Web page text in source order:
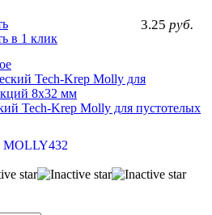
3.25 руб.
в 1 клик
Tech-Krep Molly для пустотелых
MOLLY432